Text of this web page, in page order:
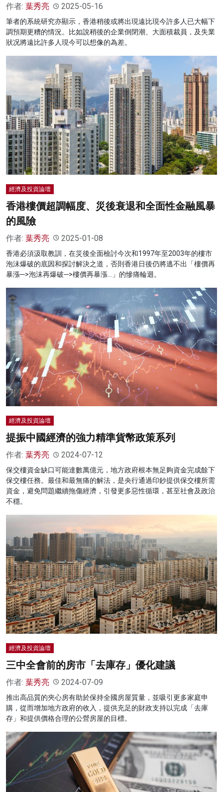
作者: 葉秀亮 2025-05-16
筆者的系統研究亦顯示，香港稍後或將出現遠比現今許多人已大幅下
調預期更糟的情況。比如說稍後的企業倒閉潮、大面積裁員，及失業
狀况將遠比許多人現今可以想像的為差。
經濟及投資論壇
香港樓價超調幅度、災後衰退和全面性金融風暴
的風險
作者: 葉秀亮 2025-01-08
香港必須汲取教訓，在災後全面檢討今次和1997年至2003年的樓市
泡沫爆破的底因和探討解決之道，否則香港日後仍將逃不出「樓價再
暴漲─>泡沫再爆破─>樓價再暴漲…」的慘痛輪迴。
經濟及投資論壇
提振中國經濟的強力精準貨幣政策系列
作者: 葉秀亮 2024-07-12
保交樓資金缺口可能達數萬億元，地方政府根本無足夠資金完成餘下
保交樓任務。最佳和最無痛的解法，是央行通過印鈔提供保交樓所需
資金，避免問題繼續拖傷經濟，引發更多惡性循環，甚至社會及政治
不穩。
經濟及投資論壇
三中全會前的房市「去庫存」優化建議
作者: 葉秀亮 2024-07-09
推出高品質的夾心房有助於保持全國房屋質量，並吸引更多家庭申
購，從而增加地方政府的收入，提供充足的財政支持以完成「去庫
存」和提供價格合理的公營房屋的目標。